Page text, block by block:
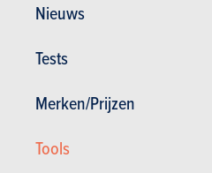
Nieuws
Tests
Merken/Prijzen
Tools
Binnenruimte
Kofferinhoud